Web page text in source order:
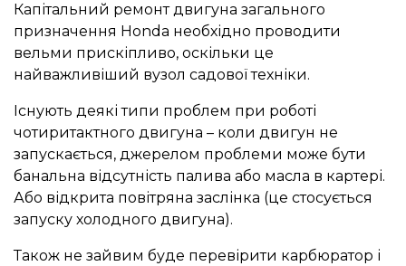
Капітальний ремонт двигуна загального
призначення Honda необхідно проводити
вельми прискіпливо, оскільки це
найважливіший вузол садової техніки.
Існують деякі типи проблем при роботі
чотиритактного двигуна – коли двигун не
запускається, джерелом проблеми може бути
банальна відсутність палива або масла в картері.
Або відкрита повітряна заслінка (це стосується
запуску холодного двигуна).
Також не зайвим буде перевірити карбюратор і